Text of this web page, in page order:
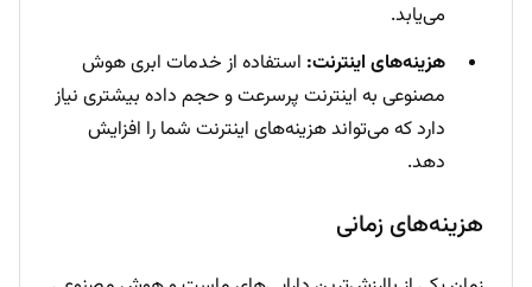
می‌یابد.
هزینه‌های اینترنت: استفاده از خدمات ابری هوش
مصنوعی به اینترنت پرسرعت و حجم داده بیشتری نیاز
دارد که می‌تواند هزینه‌های اینترنت شما را افزایش
دهد.
هزینه‌های زمانی